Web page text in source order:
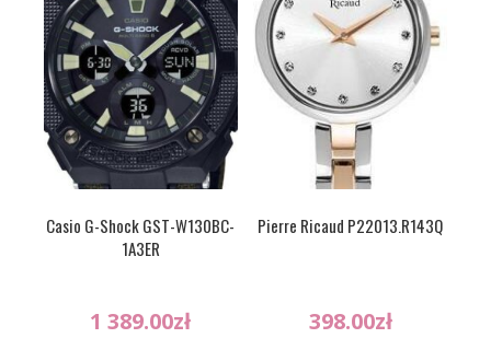
Casio G-Shock GST-W130BC-
1A3ER
1 389.00zł
Pierre Ricaud P22013.R143Q
398.00zł